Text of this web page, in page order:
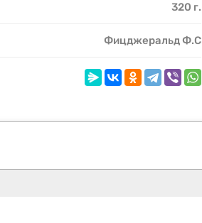
320 г.
Фицджеральд Ф.С